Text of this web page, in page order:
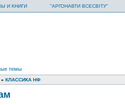
И КНИГИ "АРГОНАВТИ ВСЕСВІТУ"
темы
» КЛАССИКА НФ